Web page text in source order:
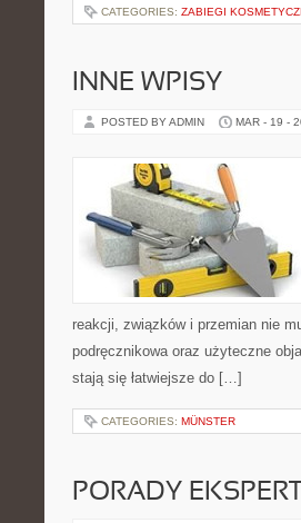
CATEGORIES: ZABIEGI
INNE WPISY
POSTED BY ADMIN MAR - 19 -
reakcji, związków i przemian nie
podręcznikowa oraz użyteczne
stają się łatwiejsze do […]
CATEGORIES: MÜNSTER
PORADY